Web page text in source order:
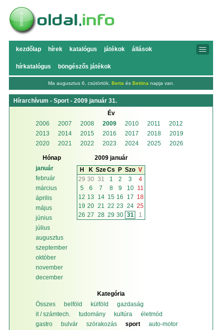
kezdőlap hírek katalógus játékok állások
hírkatalógus böngészős játékok
Ma augusztus 6, csütörtök, Berta és Bettina napja van.
Hírarchívum - Sport - 2009 január 31.
Év
2006
2007 2008 2009 2010 2011
2012
2013
2014 2015 2016 2017 2018
2019
2020
2021 2022 2023 2024 2025 2026
Hónap
január
február
március
április
május
június
július
augusztus
szeptember
október
november
december
2009 január
H
K SzeCs P Szo V
29 30 31 1 2 3
4
5
6 7 8 9 10
11
12 13 14 15 16 17 18
19 20 21 22 23 24 25
26 27 28 29 30 31 1
Kategória
Összes
belföld külföld
gazdaság
it / számtech.
tudomány kultúra
életmód
gastro
bulvár szórakozás sport
auto-motor